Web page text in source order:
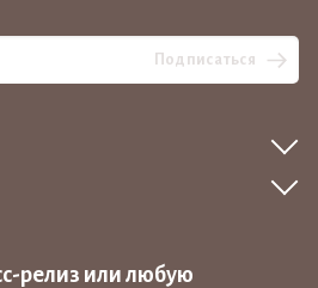
Подписаться
релиз или любую